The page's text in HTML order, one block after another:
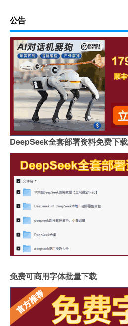
公告
DeepSeek全套部署资料免费下载
免费可商用字体批量下载